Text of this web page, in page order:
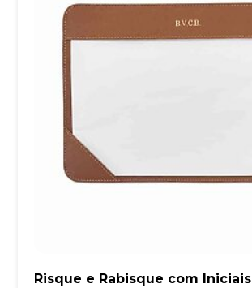
Risque e Rabisque com Iniciais